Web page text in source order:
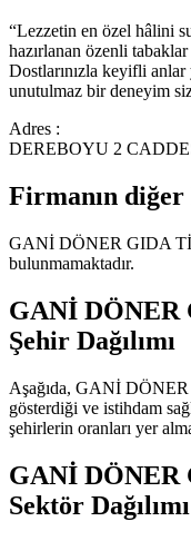
“Lezzetin en özel hâlini
hazırlanan özenli
Dostlarınızla keyifli anlar
unutulmaz bir deneyim
Adres :
DEREBOYU 2
Firmanın
GANİ DÖNER GIDA
bulunmamaktadır.
GANİ DÖNER
Şehir Dağılımı
Aşağıda, GANİ
gösterdiği ve istihdam
şehirlerin oranları yer
GANİ DÖNER
Sektör Dağılımı